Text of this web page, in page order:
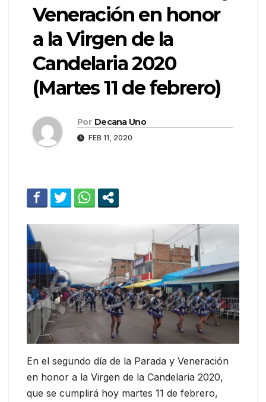
Veneración en honor
a la Virgen de la
Candelaria 2020
(Martes 11 de febrero)
Por Decana Uno
FEB 11, 2020
En el segundo día de la Parada y Veneración
en honor a la Virgen de la Candelaria 2020,
que se cumplirá hoy martes 11 de febrero,